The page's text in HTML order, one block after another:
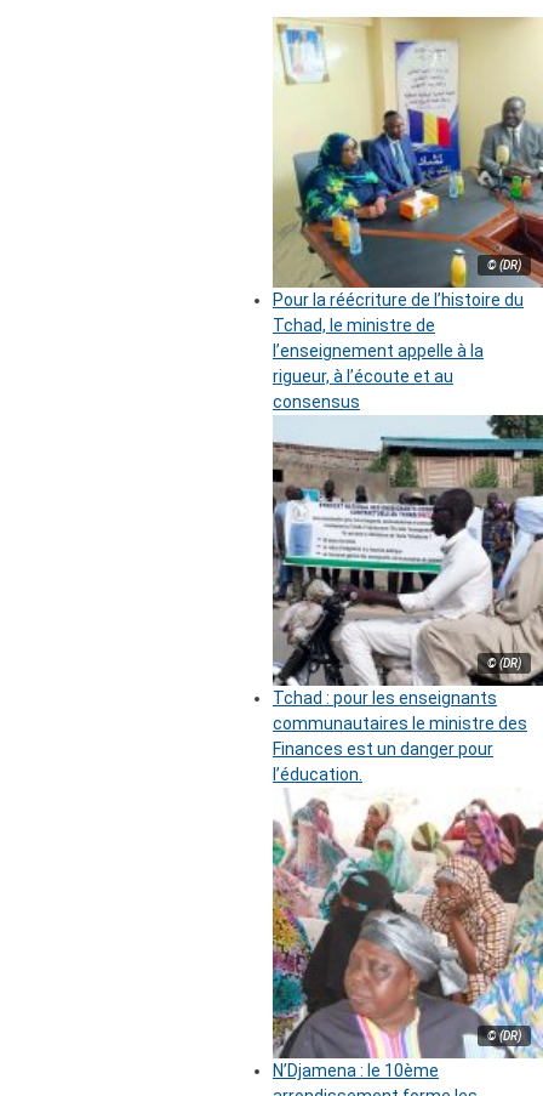
© (DR)
Pour la réécriture de l’histoire du
Tchad, le ministre de
l’enseignement appelle à la
rigueur, à l’écoute et au
consensus
© (DR)
Tchad : pour les enseignants
communautaires le ministre des
Finances est un danger pour
l’éducation.
© (DR)
N’Djamena : le 10ème